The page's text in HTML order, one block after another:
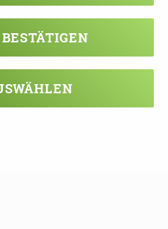
klappt es ja
Mal!